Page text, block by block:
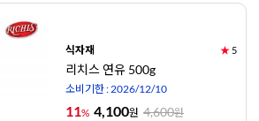
식자재 ★ 5
리치스 연유 500g
소비기한 : 2026/12/10
11% 4,100원 4,600원